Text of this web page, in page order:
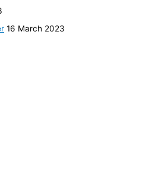
16 March 2023